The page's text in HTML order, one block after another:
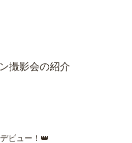
撮影会の紹介
ビュー！👑